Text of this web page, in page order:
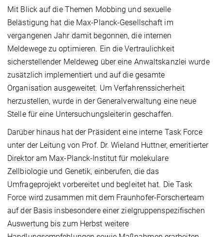
Mit Blick auf die Themen Mobbing und sexuelle
Belästigung hat die Max-Planck-Gesellschaft im
vergangenen Jahr damit begonnen, die internen
Meldewege zu optimieren. Ein die Vertraulichkeit
sicherstellender Meldeweg über eine Anwaltskanzlei wurde
zusätzlich implementiert und auf die gesamte
Organisation ausgeweitet. Um Verfahrenssicherheit
herzustellen, wurde in der Generalverwaltung eine neue
Stelle für eine Untersuchungsleiterin geschaffen.
Darüber hinaus hat der Präsident eine interne Task Force
unter der Leitung von Prof. Dr. Wieland Huttner, emeritierter
Direktor am Max-Planck-Institut für molekulare
Zellbiologie und Genetik, einberufen, die das
Umfrageprojekt vorbereitet und begleitet hat. Die Task
Force wird zusammen mit dem Fraunhofer-Forscherteam
auf der Basis insbesondere einer zielgruppenspezifischen
Auswertung bis zum Herbst weitere